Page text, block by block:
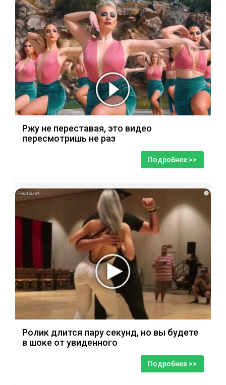
Ржу не переставая, это видео
пересмотришь не раз
Подробнее >>
i
Ролик длится пару секунд, но вы будете
в шоке от увиденного
Подробнее >>